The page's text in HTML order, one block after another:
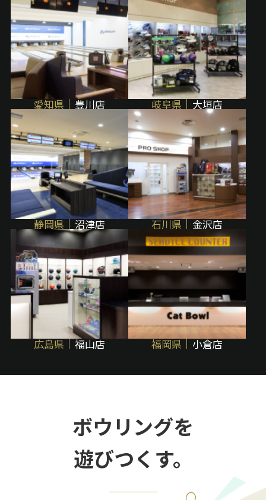
愛知県 豊川店 岐阜県 大垣店
静岡県 沼津店 石川県 金沢店
広島県 福山店 福岡県 小倉店
ボウリングを
遊びつくす。